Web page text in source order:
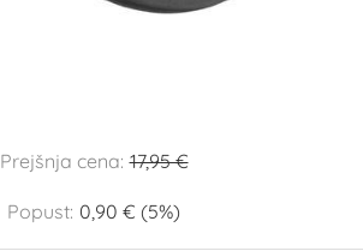
Prejšnja cena: 17,95 €
Popust: 0,90 € (5%)